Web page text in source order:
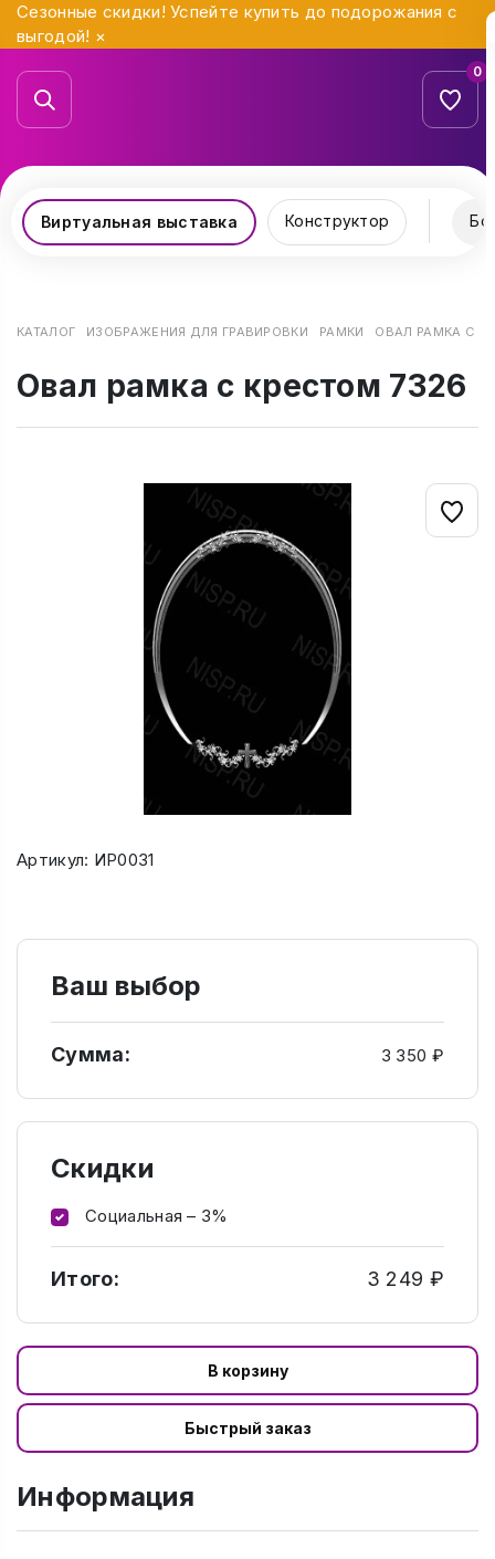
Сезонные скидки! Успейте купить до подорожания с
выгодой! ×
0
Виртуальная выставка Конструктор
КАТАЛОГ ИЗОБРАЖЕНИЯ ДЛЯ ГРАВИРОВКИ РАМКИ ОВАЛ РАМКА С
Овал рамка с крестом 7326
Артикул: ИР0031
Ваш выбор
Сумма: 3 350 ₽
Скидки
Социальная – 3%
Итого: 3 249 ₽
В корзину
Быстрый заказ
Информация